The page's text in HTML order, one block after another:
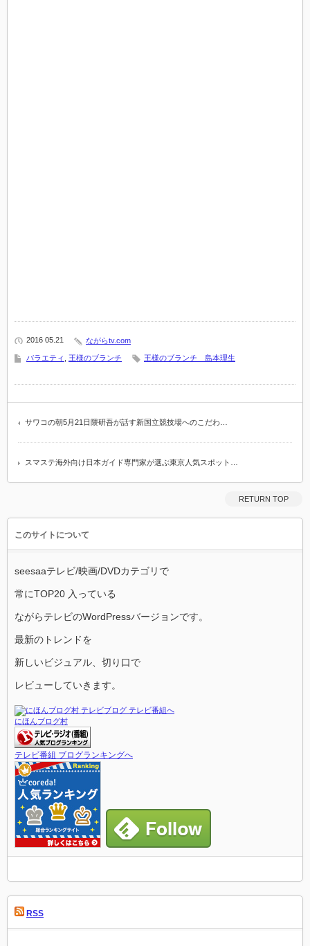
2016 05.21 ながらtv.com
バラエティ 王様のブランチ 王様のブランチ 島本理生
サワコの朝5月21日隈研吾が話す新国立競技場へのこだわ…
スマステ海外向け日本ガイド専門家が選ぶ東京人気スポット…
RETURN TOP
このサイトについて
seesaaテレビ/映画/DVDカテゴリで
常にTOP20 入っている
ながらテレビのWordPressバージョンです。
最新のトレンドを
新しいビジュアル、切り口で
レビューしていきます。
にほんブログ村
テレビ番組 ブログランキングへ
RSS